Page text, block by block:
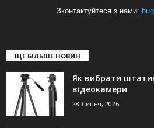
Зконтактуйтеся з нами:
ЩЕ БІЛЬШЕ НОВИН
Як вибрати
відеокамери
28 Липня, 2026